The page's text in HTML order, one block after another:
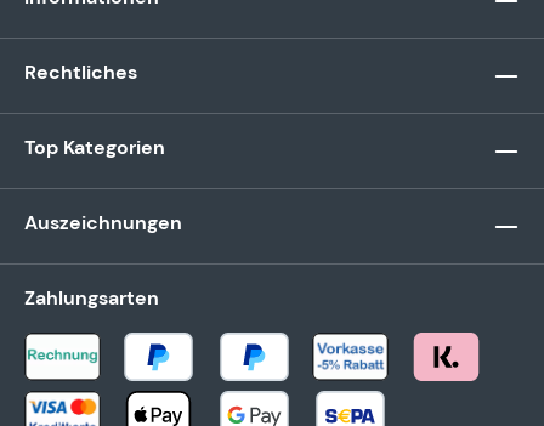
Rechtliches
Top Kategorien
Auszeichnungen
Zahlungsarten